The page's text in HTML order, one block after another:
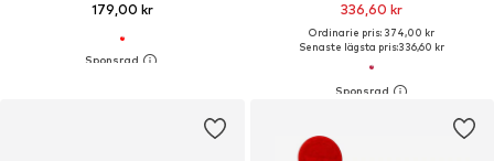
179,00 kr 336,60 kr
Ordinarie pris: 374,00 kr
Senaste lägsta pris:336,60 kr